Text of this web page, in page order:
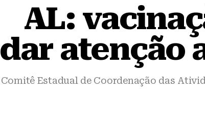
AL:
dar atenção
Comitê Estadual de Coordenação das